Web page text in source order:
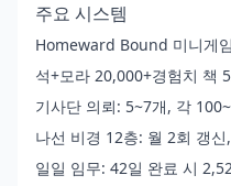
주요 시스템
Homeward Bound 미니게
석+모라 20,000+경험치 책
기사단 의뢰: 5~7개, 각
나선 비경 12층: 월 2회 갱
일일 임무: 42일 완료 시